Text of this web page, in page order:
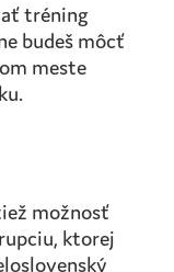
tréning
budeš môcť
meste
možnosť
ktorej